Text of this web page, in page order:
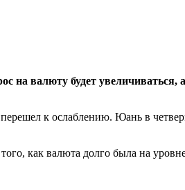
на валюту будет
к ослаблению. Юань в
как валюта долго была на